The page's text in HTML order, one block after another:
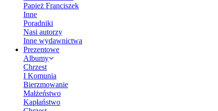
Papież Franciszek
Inne
Poradniki
Nasi autorzy
Inne wydawnictwa
Prezentowe
Albumy
Chrzest
I Komunia
Bierzmowanie
Małżeństwo
Kapłaństwo